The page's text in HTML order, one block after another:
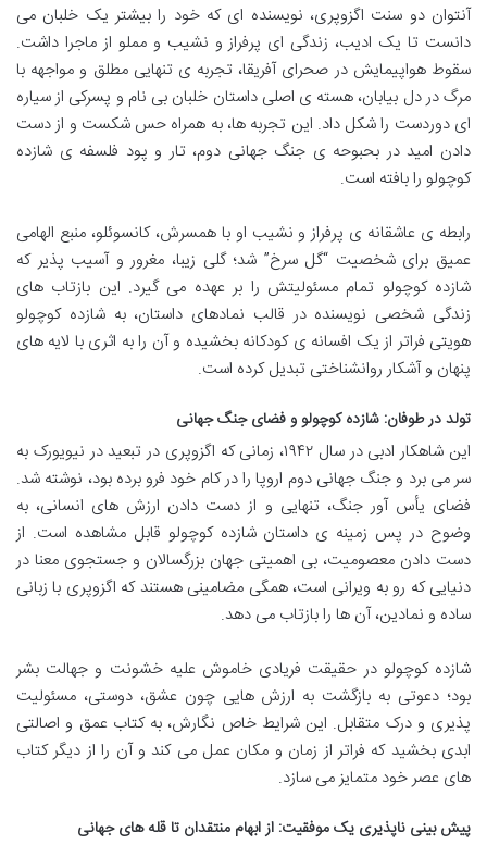
آنتوان دو سنت اگزوپری، نویسنده ای که خود را بیشتر یک خلبان می
دانست تا یک ادیب، زندگی ای پرفراز و نشیب و مملو از ماجرا داشت.
سقوط هواپیمایش در صحرای آفریقا، تجربه ی تنهایی مطلق و مواجهه با
مرگ در دل بیابان، هسته ی اصلی داستان خلبان بی نام و پسرکی از سیاره
ای دوردست را شکل داد. این تجربه ها، به همراه حس شکست و از دست
دادن امید در بحبوحه ی جنگ جهانی دوم، تار و پود فلسفه ی شازده
کوچولو را بافته است.
رابطه ی عاشقانه ی پرفراز و نشیب او با همسرش، کانسوئلو، منبع الهامی
عمیق برای شخصیت “گل سرخ” شد؛ گلی زیبا، مغرور و آسیب پذیر که
شازده کوچولو تمام مسئولیتش را بر عهده می گیرد. این بازتاب های
زندگی شخصی نویسنده در قالب نمادهای داستان، به شازده کوچولو
هویتی فراتر از یک افسانه ی کودکانه بخشیده و آن را به اثری با لایه های
پنهان و آشکار روانشناختی تبدیل کرده است.
تولد در طوفان: شازده کوچولو و فضای جنگ جهانی
این شاهکار ادبی در سال ۱۹۴۲، زمانی که اگزوپری در تبعید در نیویورک به
سر می برد و جنگ جهانی دوم اروپا را در کام خود فرو برده بود، نوشته شد.
فضای یأس آور جنگ، تنهایی و از دست دادن ارزش های انسانی، به
وضوح در پس زمینه ی داستان شازده کوچولو قابل مشاهده است. از
دست دادن معصومیت، بی اهمیتی جهان بزرگسالان و جستجوی معنا در
دنیایی که رو به ویرانی است، همگی مضامینی هستند که اگزوپری با زبانی
ساده و نمادین، آن ها را بازتاب می دهد.
شازده کوچولو در حقیقت فریادی خاموش علیه خشونت و جهالت بشر
بود؛ دعوتی به بازگشت به ارزش هایی چون عشق، دوستی، مسئولیت
پذیری و درک متقابل. این شرایط خاص نگارش، به کتاب عمق و اصالتی
ابدی بخشید که فراتر از زمان و مکان عمل می کند و آن را از دیگر کتاب
های عصر خود متمایز می سازد.
پیش بینی ناپذیری یک موفقیت: از ابهام منتقدان تا قله های جهانی